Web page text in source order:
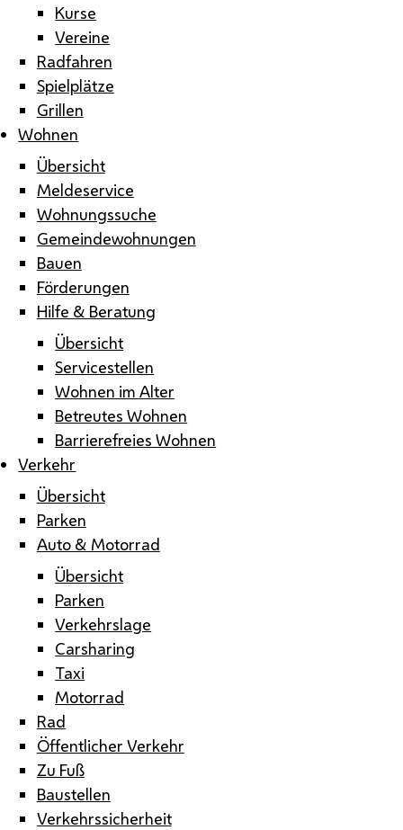
Kurse
Vereine
Radfahren
Spielplätze
Grillen
Wohnen
Übersicht
Meldeservice
Wohnungssuche
Gemeindewohnungen
Bauen
Förderungen
Hilfe & Beratung
Übersicht
Servicestellen
Wohnen im Alter
Betreutes Wohnen
Barrierefreies Wohnen
Verkehr
Übersicht
Parken
Auto & Motorrad
Übersicht
Parken
Verkehrslage
Carsharing
Taxi
Motorrad
Rad
Öffentlicher Verkehr
Zu Fuß
Baustellen
Verkehrssicherheit